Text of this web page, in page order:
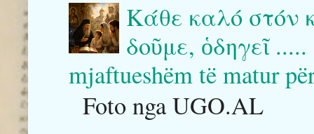
Κάθε καλό στόν
δοῦμε, ὁδηγεῖ
mjaftueshëm të matur
Foto nga UGO.AL